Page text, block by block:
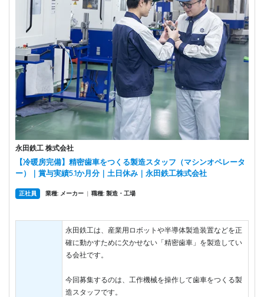
永田鉄工 株式会社
【冷暖房完備】精密歯車をつくる製造スタッフ（マシンオペレータ
ー）｜賞与実績5.1か月分｜土日休み｜永田鉄工株式会社
正社員 業種: メーカー | 職種: 製造・工場
永田鉄工は、産業用ロボットや半導体製造装置などを正
確に動かすために欠かせない「精密歯車」を製造してい
る会社です。
今回募集するのは、工作機械を操作して歯車をつくる製
造スタッフです。